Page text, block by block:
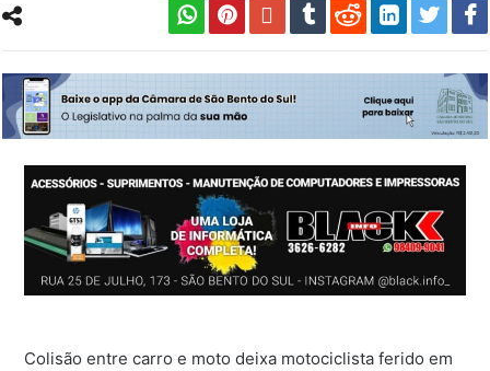
Colisão entre carro e moto deixa motociclista ferido em